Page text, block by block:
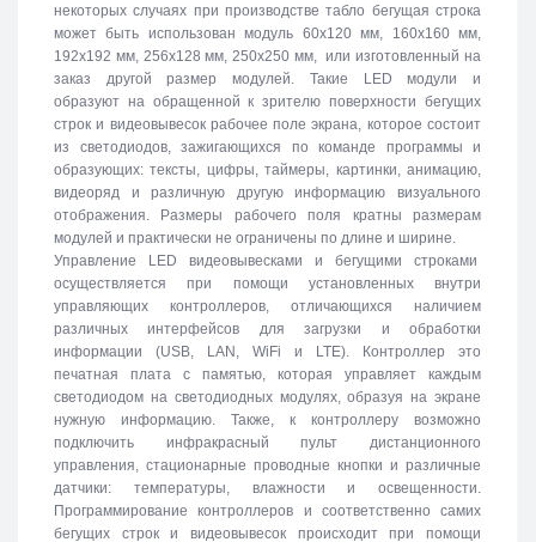
некоторых случаях при производстве табло бегущая строка
может быть использован модуль 60х120 мм, 160х160 мм,
192х192 мм, 256х128 мм, 250х250 мм, или изготовленный на
заказ другой размер модулей. Такие LED модули и
образуют на обращенной к зрителю поверхности бегущих
строк и видеовывесок рабочее поле экрана, которое состоит
из светодиодов, зажигающихся по команде программы и
образующих: тексты, цифры, таймеры, картинки, анимацию,
видеоряд и различную другую информацию визуального
отображения. Размеры рабочего поля кратны размерам
модулей и практически не ограничены по длине и ширине.
Управление LED видеовывесками и бегущими строками
осуществляется при помощи установленных внутри
управляющих контроллеров, отличающихся наличием
различных интерфейсов для загрузки и обработки
информации (USB, LAN, WiFi и LTE). Контроллер это
печатная плата с памятью, которая управляет каждым
светодиодом на светодиодных модулях, образуя на экране
нужную информацию. Также, к контроллеру возможно
подключить инфракрасный пульт дистанционного
управления, стационарные проводные кнопки и различные
датчики: температуры, влажности и освещенности.
Программирование контроллеров и соответственно самих
бегущих строк и видеовывесок происходит при помощи